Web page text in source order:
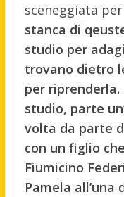
sceneggiata
stanca di
studio per
trovano dietro
per
studio, parte
volta da parte
con un figlio
Fiumicino
Pamela